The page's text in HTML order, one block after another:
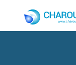
Aller au contenu